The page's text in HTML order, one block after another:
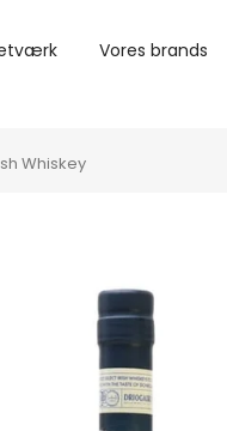
Vores brands
Whiskey